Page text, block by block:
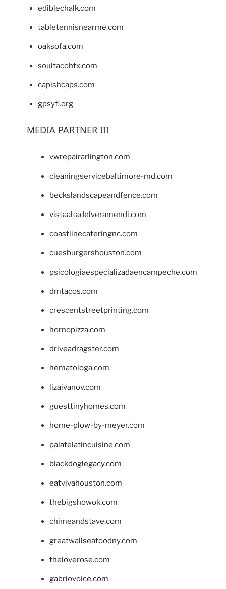
ediblechalk.com
tabletennisnearme.com
oaksofa.com
soultacohtx.com
capishcaps.com
gpsyfl.org
MEDIA PARTNER III
vwrepairarlington.com
cleaningservicebaltimore-md.com
beckslandscapeandfence.com
vistaaltadelveramendi.com
coastlinecateringnc.com
cuesburgershouston.com
psicologiaespecializadaencampeche.com
dmtacos.com
crescentstreetprinting.com
hornopizza.com
driveadragster.com
hematologa.com
lizaivanov.com
guesttinyhomes.com
home-plow-by-meyer.com
palatelatincuisine.com
blackdoglegacy.com
eatvivahouston.com
thebigshowok.com
chimeandstave.com
greatwallseafoodny.com
theloverose.com
gabriovoice.com